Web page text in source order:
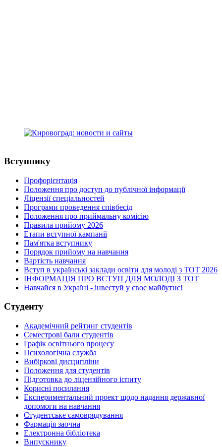
Вступнику
Профорієнтація
Положення про доступ до публічної інформації
Ліцензії спеціальностей
Програми проведення співбесід
Положення про приймальну комісію
Правила прийому 2026
Етапи вступної кампанії
Пам'ятка вступнику
Порядок прийому на навчання
Вартість навчання
Вступ в українські заклади освіти для молоді з ТОТ 2026
ІНФОРМАЦІЯ ПРО ВСТУП ДЛЯ МОЛОДІ З ТОТ
Навчайся в Україні - інвестуй у своє майбутнє!
Студенту
Академічний рейтинг студентів
Семестрові бали студентів
Графік освітнього процесу
Психологічна служба
Вибіркові дисципліни
Положення для студентів
Підготовка до ліцензійного іспиту
Корисні посилання
Експериментальний проект щодо надання державної
допомоги на навчання
Студентське самоврядування
Фармація заочна
Електронна бібліотека
Випускнику